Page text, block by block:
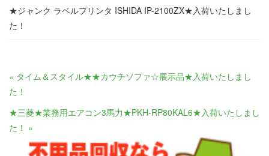
★ジャンク ラベルプリンタ ISHIDA IP-2100ZX★入荷いたしまし
た！
« タイム＆スタイル★★カウチソファ☆展示品★入荷いたしまし
た！
★三菱★業務用エアコン3馬力★PKH-RP80KAL6★入荷いたしまし
た！ »